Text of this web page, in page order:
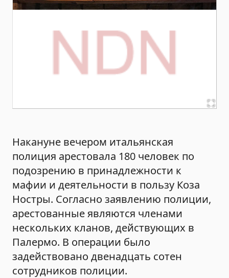
Накануне вечером итальянская
полиция арестовала 180 человек по
подозрению в принадлежности к
мафии и деятельности в пользу Коза
Ностры. Согласно заявлению полиции,
арестованные являются членами
нескольких кланов, действующих в
Палермо. В операции было
задействовано двенадцать сотен
сотрудников полиции.